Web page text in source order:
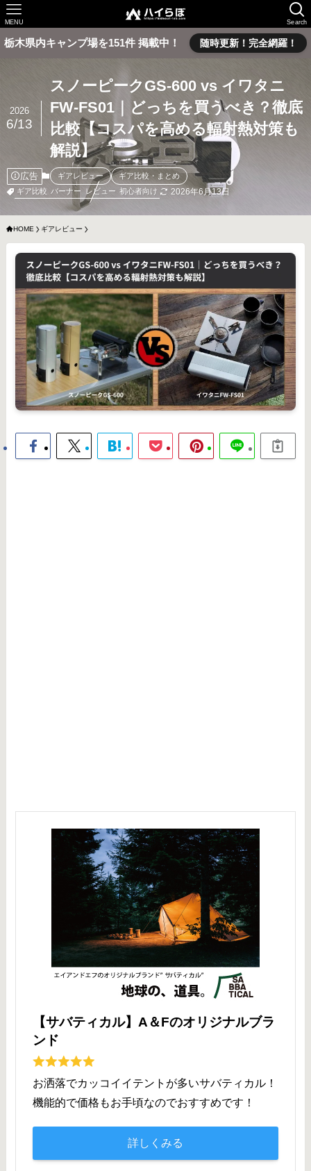
Search
MENU
栃木県内キャンプ場を151件 掲載中！ 随時更新！完全網羅！
スノーピークGS-600 vs イワタニ
FW-FS01｜どっちを買うべき？徹底
比較【コスパを高める輻射熱対策も
解説】
2026
6/13
広告 ギアレビュー
ギア比較・まとめ
ギア比較 バーナー レビュー 初心者向け 2026年6月13日
HOME ギアレビュー
【サバティカル】A＆Fのオリジナルブラ
ンド
お洒落でカッコイイテントが多いサバティカル！
機能的で価格もお手頃なのでおすすめです！
詳しくみる